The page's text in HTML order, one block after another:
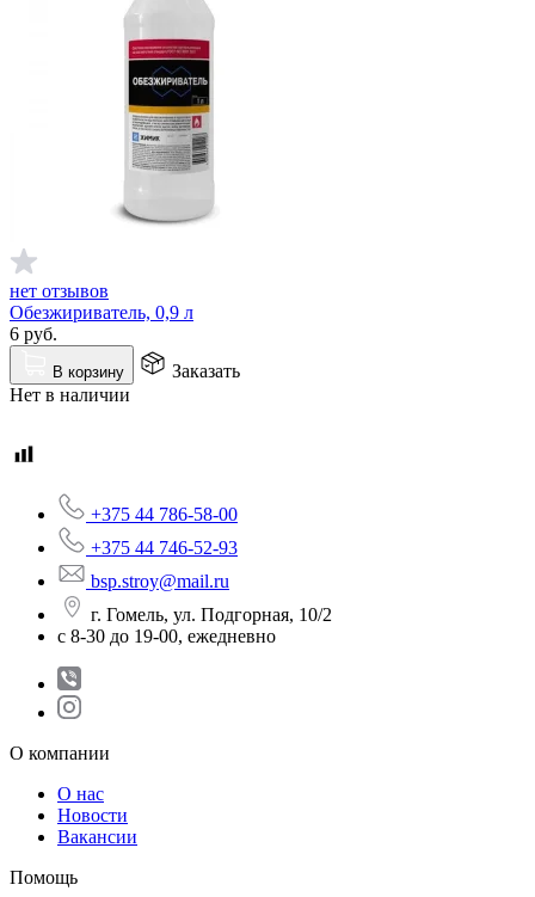
нет отзывов
Обезжириватель, 0,9 л
6 руб.
В корзину
Заказать
Нет в наличии
+375 44 786-58-00
+375 44 746-52-93
bsp.stroy@mail.ru
г. Гомель, ул. Подгорная, 10/2
с 8-30 до 19-00, ежедневно
О компании
О нас
Новости
Вакансии
Помощь